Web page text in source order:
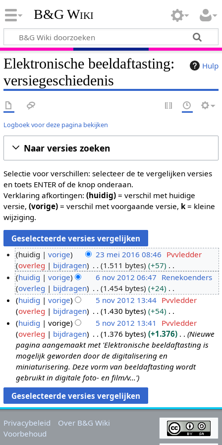
B&G Wiki
Hulp
Elektronische beeldaftasting:
versiegeschiedenis
Logboek voor deze pagina bekijken
Naar versies zoeken
Selectie voor verschillen: selecteer de te vergelijken versies
en toets ENTER of de knop onderaan.
Verklaring afkortingen: (huidig)= verschil met huidige
versie, (vorige)= verschil met voorgaande versie, k= kleine
wijziging.
3
e
2
huidig vorige 23 mei 2016 08:46 Pvvledder
overleg
bijdragen 1.511 bytes
+57
G
e
e
n
b
e
w
e
r
k
i
n
g
s
a
n
v
huidig vorige 6 nov 2012 06:47 Renekoenders
overleg
bijdragen 1.454 bytes
+24
G
e
e
n
b
e
w
e
r
k
i
n
huidig vorige 5 nov 2012 13:44 Pvvledder
overleg
bijdragen 1.430 bytes
+54
G
e
e
n
b
e
w
e
r
k
i
huidig vorige 5 nov 2012 13:41
Pvvledder
overleg
bijdragen 1.376 bytes +1.376
Nieuwe
pagina aangemaakt met 'Elektronische beeldaftasting is
mogelijk geworden door de digitalisering en
miniaturisering. Deze vorm van beeldaftasting wordt
gebruikt in digitale foto- en film/v...'
Privacybeleid
Over B&G Wiki
Voorbehoud